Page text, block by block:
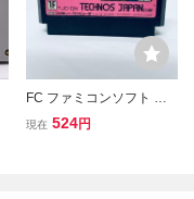
FC ファミコンソフト ダ
ウンタウン熱血物語 ソフ
現在 524円